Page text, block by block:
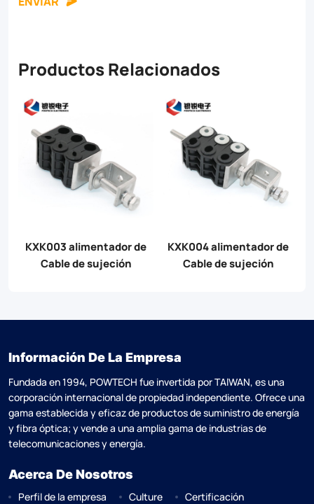
Productos Relacionados
KXK005 alimentador de
Cable de sujeción
KXK006 alimentador de
Cable de sujeción
Información De La Empresa
Fundada en 1994, POWTECH fue invertida por TAlWAN, es una
corporación internacional de propiedad independiente. Ofrece una
gama establecida y eficaz de productos de suministro de energía
y fibra óptica; y vende a una amplia gama de industrias de
telecomunicaciones y energía.
Acerca De Nosotros
Perfil de la empresa Culture
Certificación